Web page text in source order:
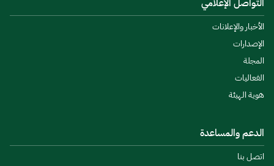
التواصل الإعلامي
الأخبار والإعلانات
الإصدارات
المجلة
الفعاليات
هوية الهيئة
الدعم والمساعدة
اتصل بنا